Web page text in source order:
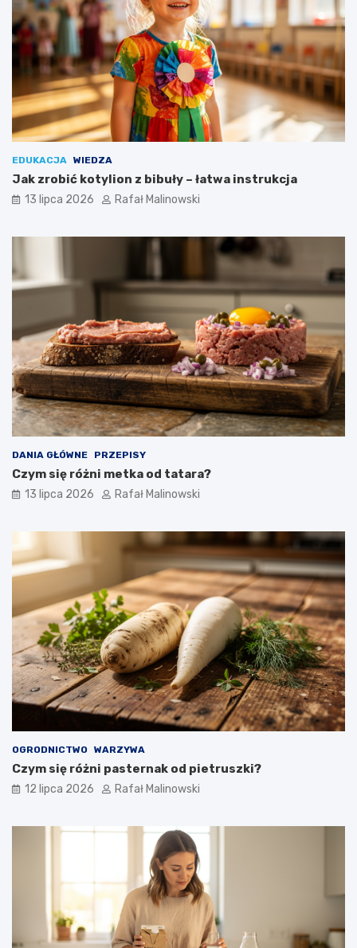
EDUKACJA WIEDZA
Jak zrobić kotylion z bibuły – łatwa instrukcja
13 lipca 2026 Rafał Malinowski
DANIA GŁÓWNE PRZEPISY
Czym się różni metka od tatara?
13 lipca 2026 Rafał Malinowski
OGRODNICTWO WARZYWA
Czym się różni pasternak od pietruszki?
12 lipca 2026 Rafał Malinowski